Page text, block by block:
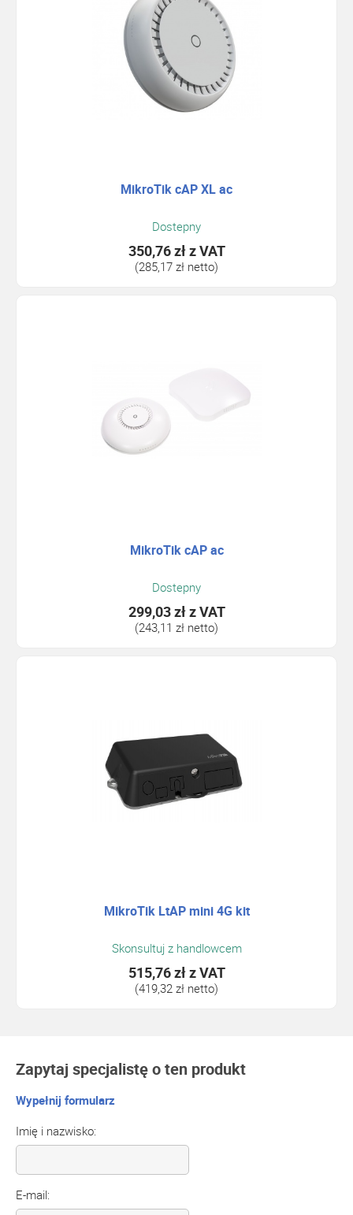
MikroTik cAP XL ac
Dostepny
350,76 złz VAT
(285,17 zł netto)
MikroTik cAP ac
Dostepny
299,03 złz VAT
(243,11 zł netto)
MikroTik LtAP mini 4G kit
Skonsultuj z handlowcem
515,76 złz VAT
(419,32 zł netto)
Zapytaj specjalistę o ten produkt
Wypełnij formularz
Imię i nazwisko:
E-mail: